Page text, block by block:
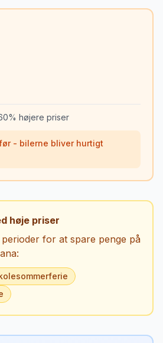
højere priser
- bilerne bliver hurtigt
høje priser
perioder for at spare penge på
: